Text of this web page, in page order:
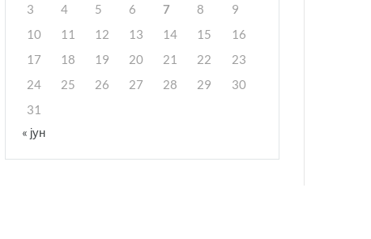
3
4 5 6 7 8
9
10
11 12 13 14 15
16
17
18 19 20 21 22
23
24
25 26 27 28 29
30
31
« јун